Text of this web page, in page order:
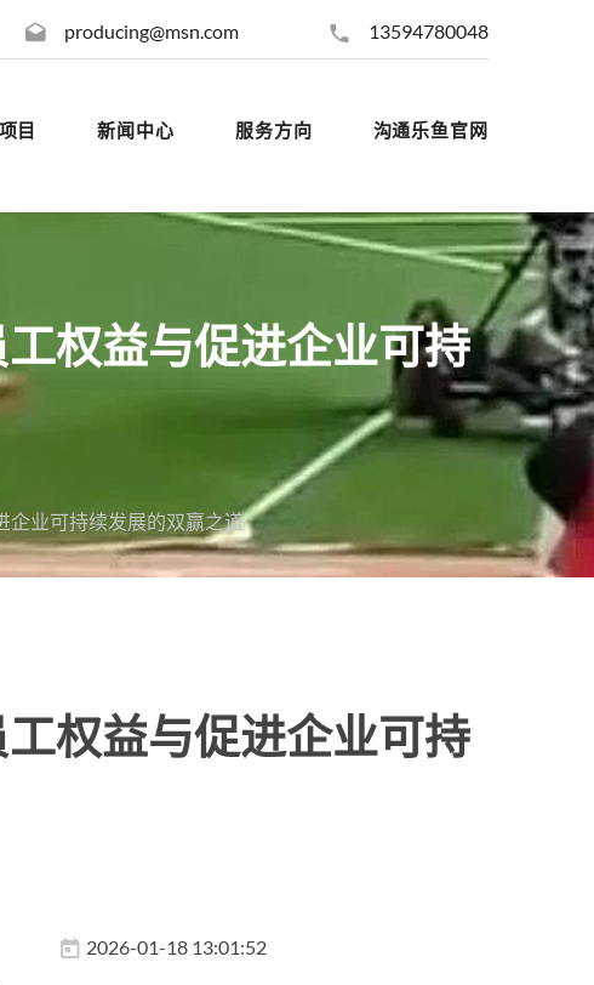
producing@msn.com 13594780048
目 新闻中心 服务方向 沟通乐鱼官网
权益与促进企业可持
企业可持续发展的双赢之道
权益与促进企业可持
2026-01-18 13:01:52